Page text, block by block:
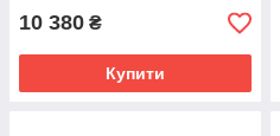
10 380 ₴
Купити